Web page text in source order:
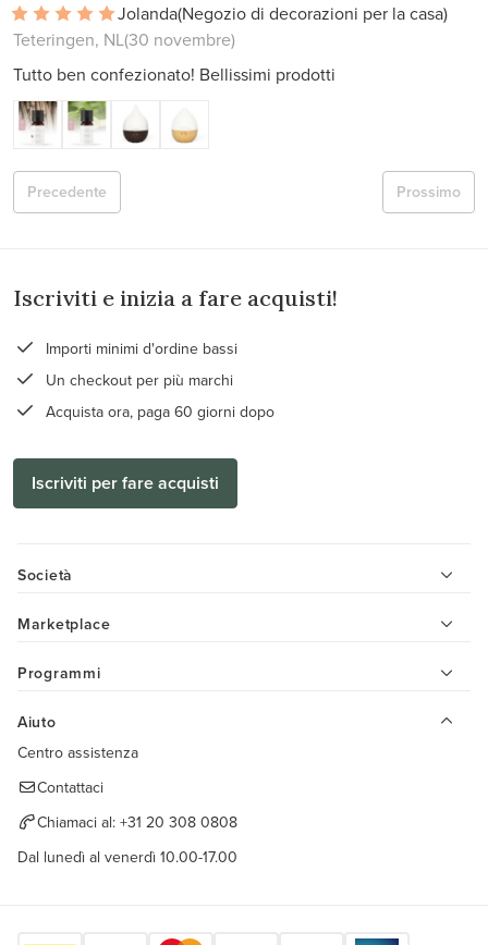
Jolanda(Negozio di decorazioni per la casa)
Teteringen, NL(30 novembre)
Tutto ben confezionato! Bellissimi prodotti
Prossimo
Precedente
Iscriviti e inizia a fare acquisti!
Importi minimi d'ordine bassi
Un checkout per più marchi
Acquista ora, paga 60 giorni dopo
Iscriviti per fare acquisti
Società
Marketplace
Programmi
Aiuto
Centro assistenza
Contattaci
Chiamaci al: +31 20 308 0808
Dal lunedì al venerdì 10.00-17.00